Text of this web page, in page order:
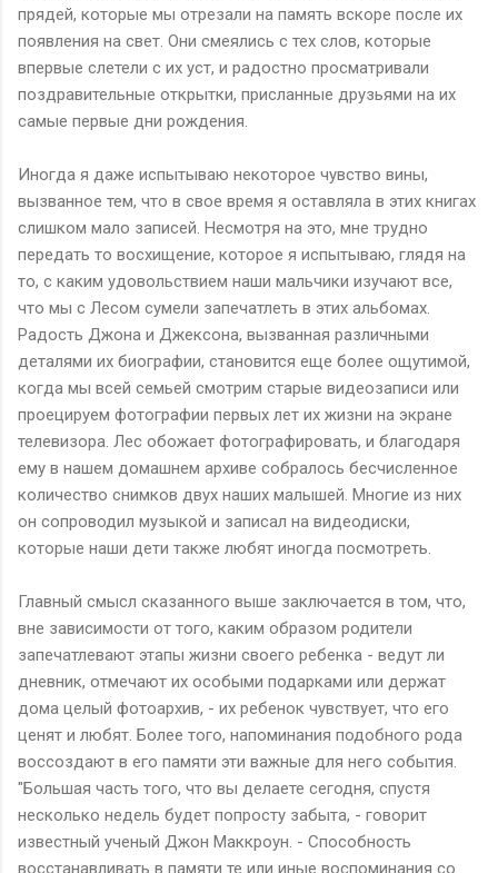
прядей, которые мы отрезали на память вскоре после их
появления на свет. Они смеялись с тех слов, которые
впервые слетели с их уст, и радостно просматривали
поздравительные открытки, присланные друзьями на их
самые первые дни рождения.
Иногда я даже испытываю некоторое чувство вины,
вызванное тем, что в свое время я оставляла в этих книгах
слишком мало записей. Несмотря на это, мне трудно
передать то восхищение, которое я испытываю, глядя на
то, с каким удовольствием наши мальчики изучают все,
что мы с Лесом сумели запечатлеть в этих альбомах.
Радость Джона и Джексона, вызванная различными
деталями их биографии, становится еще более ощутимой,
когда мы всей семьей смотрим старые видеозаписи или
проецируем фотографии первых лет их жизни на экране
телевизора. Лес обожает фотографировать, и благодаря
ему в нашем домашнем архиве собралось бесчисленное
количество снимков двух наших малышей. Многие из них
он сопроводил музыкой и записал на видеодиски,
которые наши дети также любят иногда посмотреть.
Главный смысл сказанного выше заключается в том, что,
вне зависимости от того, каким образом родители
запечатлевают этапы жизни своего ребенка - ведут ли
дневник, отмечают их особыми подарками или держат
дома целый фотоархив, - их ребенок чувствует, что его
ценят и любят. Более того, напоминания подобного рода
воссоздают в его памяти эти важные для него события.
"Большая часть того, что вы делаете сегодня, спустя
несколько недель будет попросту забыта, - говорит
известный ученый Джон Маккроун. - Способность
восстанавливать в памяти те или иные воспоминания со